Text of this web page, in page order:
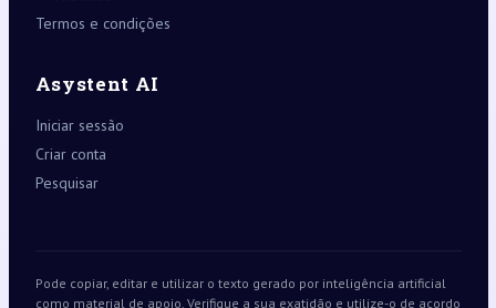
Termos e condições
Asystent AI
Iniciar sessão
Criar conta
Pesquisar
Pode copiar, editar e utilizar o texto gerado por inteligência artificial
como material de apoio. Verifique a sua exatidão e utilize-o de acordo